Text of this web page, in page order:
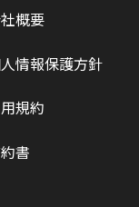
概要
情報保護方針
規約
書